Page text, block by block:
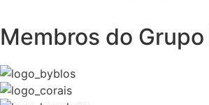
Membros do Grupo